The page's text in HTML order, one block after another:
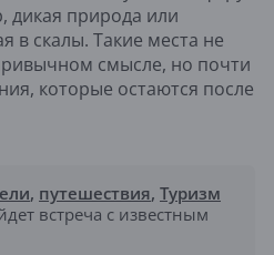
дикая природа или
в скалы. Такие места не
смысле, но почти
которые остаются после
, путешествия, Туризм
встреча с известным